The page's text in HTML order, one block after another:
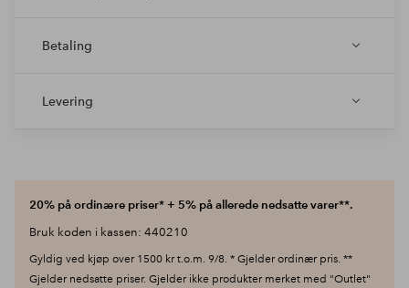
Betaling
Levering
20% på ordinære priser* + 5% på allerede nedsatte varer**.
Bruk koden i kassen: 440210
Gyldig ved kjøp over 1500 kr t.o.m. 9/8. * Gjelder ordinær pris. **
Gjelder nedsatte priser. Gjelder ikke produkter merket med "Outlet"